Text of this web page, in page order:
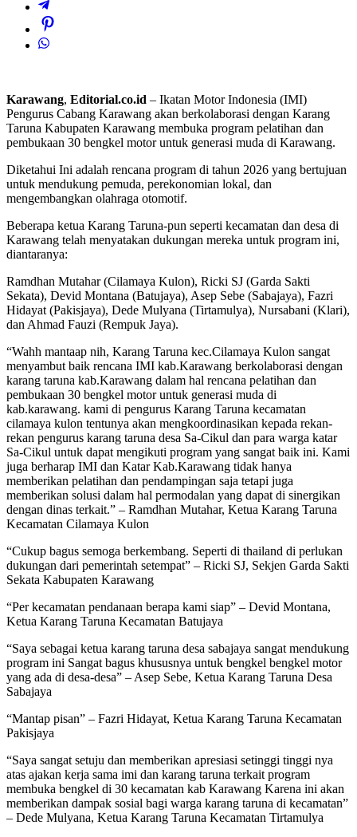
Karawang, Editorial.co.id – Ikatan Motor Indonesia (IMI)
Pengurus Cabang Karawang akan berkolaborasi dengan Karang
Taruna Kabupaten Karawang membuka program pelatihan dan
pembukaan 30 bengkel motor untuk generasi muda di Karawang.
Diketahui Ini adalah rencana program di tahun 2026 yang bertujuan
untuk mendukung pemuda, perekonomian lokal, dan
mengembangkan olahraga otomotif.
Beberapa ketua Karang Taruna-pun seperti kecamatan dan desa di
Karawang telah menyatakan dukungan mereka untuk program ini,
diantaranya:
Ramdhan Mutahar (Cilamaya Kulon), Ricki SJ (Garda Sakti
Sekata), Devid Montana (Batujaya), Asep Sebe (Sabajaya), Fazri
Hidayat (Pakisjaya), Dede Mulyana (Tirtamulya), Nursabani (Klari),
dan Ahmad Fauzi (Rempuk Jaya).
“Wahh mantaap nih, Karang Taruna kec.Cilamaya Kulon sangat
menyambut baik rencana IMI kab.Karawang berkolaborasi dengan
karang taruna kab.Karawang dalam hal rencana pelatihan dan
pembukaan 30 bengkel motor untuk generasi muda di
kab.karawang. kami di pengurus Karang Taruna kecamatan
cilamaya kulon tentunya akan mengkoordinasikan kepada rekan-
rekan pengurus karang taruna desa Sa-Cikul dan para warga katar
Sa-Cikul untuk dapat mengikuti program yang sangat baik ini. Kami
juga berharap IMI dan Katar Kab.Karawang tidak hanya
memberikan pelatihan dan pendampingan saja tetapi juga
memberikan solusi dalam hal permodalan yang dapat di sinergikan
dengan dinas terkait.” – Ramdhan Mutahar, Ketua Karang Taruna
Kecamatan Cilamaya Kulon
“Cukup bagus semoga berkembang. Seperti di thailand di perlukan
dukungan dari pemerintah setempat” – Ricki SJ, Sekjen Garda Sakti
Sekata Kabupaten Karawang
“Per kecamatan pendanaan berapa kami siap” – Devid Montana,
Ketua Karang Taruna Kecamatan Batujaya
“Saya sebagai ketua karang taruna desa sabajaya sangat mendukung
program ini Sangat bagus khususnya untuk bengkel bengkel motor
yang ada di desa-desa” – Asep Sebe, Ketua Karang Taruna Desa
Sabajaya
“Mantap pisan” – Fazri Hidayat, Ketua Karang Taruna Kecamatan
Pakisjaya
“Saya sangat setuju dan memberikan apresiasi setinggi tinggi nya
atas ajakan kerja sama imi dan karang taruna terkait program
membuka bengkel di 30 kecamatan kab Karawang Karena ini akan
memberikan dampak sosial bagi warga karang taruna di kecamatan”
– Dede Mulyana, Ketua Karang Taruna Kecamatan Tirtamulya